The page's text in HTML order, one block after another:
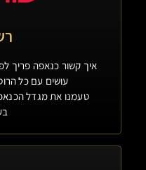
איך קשור כנאפה פריך
עושים עם כל
טעמנו את מגדל